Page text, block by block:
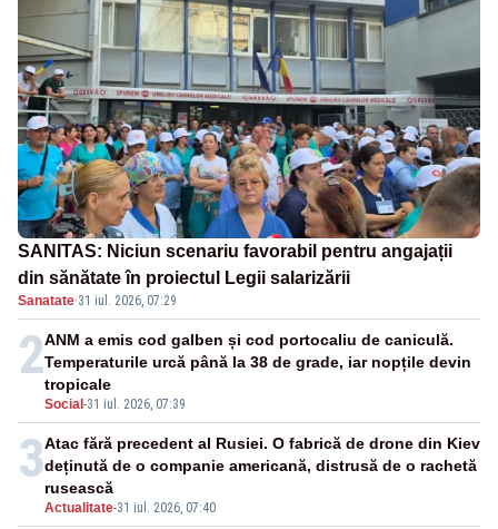
SANITAS: Niciun scenariu favorabil pentru angajații
din sănătate în proiectul Legii salarizării
Sanatate·31 iul. 2026, 07:29
2
Social -31 iul. 2026, 07:39
ANM a emis cod galben și cod portocaliu de caniculă.
Temperaturile urcă până la 38 de grade, iar nopțile devin
tropicale
3
Actualitate-31 iul. 2026, 07:40
Atac fără precedent al Rusiei. O fabrică de drone din Kiev
deținută de o companie americană, distrusă de o rachetă
rusească